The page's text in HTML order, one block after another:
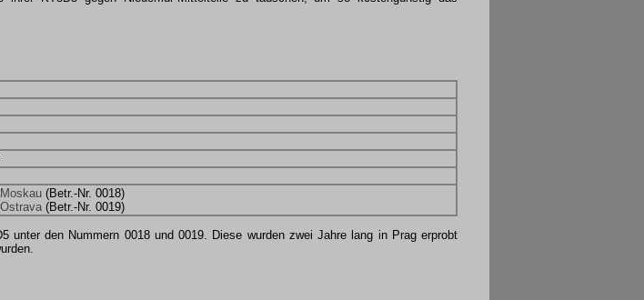
(Betr.-Nr. 0018)
(Betr.-Nr. 0019)
unter den Nummern 0018 und 0019. Diese wurden zwei Jahre lang in Prag erprobt